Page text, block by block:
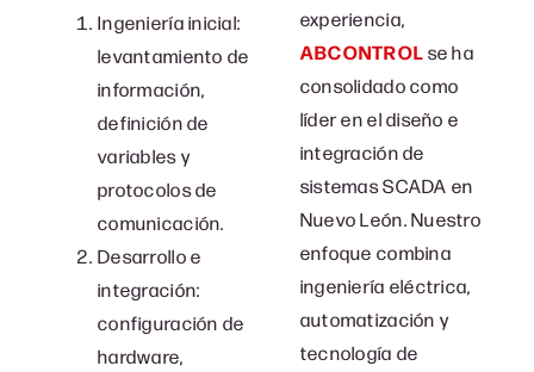
Ingeniería inicial:
levantamiento de
información,
definición de
variables y
protocolos de
comunicación.
Desarrollo e
integración:
configuración de
hardware,
experiencia,
ABCONTROLse ha
consolidado como
líder en el diseño e
integración de
sistemas SCADA en
Nuevo León. Nuestro
enfoque combina
ingeniería eléctrica,
automatización y
tecnología de